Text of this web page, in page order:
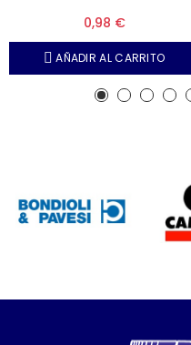
Unidades por caja 50)
0,98 €
AÑADIR AL CARRITO